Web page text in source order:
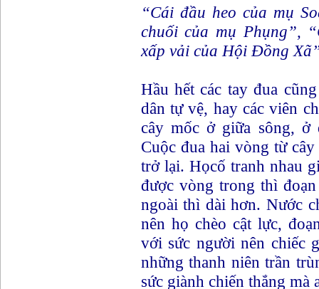
“Cái đầu heo của mụ
chuối của mụ Phụng”,
xấp vải của Hội Đồng
Hầu hết các tay đua
dân tự vệ, hay các viên
cây mốc ở giữa sông, ở
Cuộc đua hai vòng từ
trở lại. Họcố tranh nhau
được vòng trong thì
ngoài thì dài hơn. Nước
nên họ chèo cật lực,
với sức người nên chiếc
những thanh niên trần
sức giành chiến thắng